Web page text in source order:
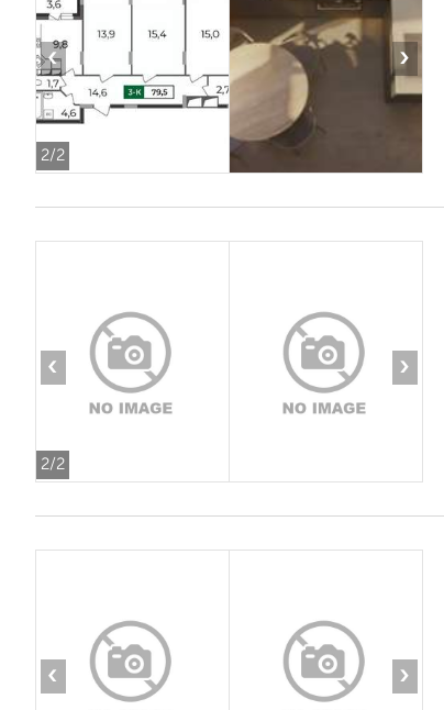
2/2
‹ ›
2/2
‹ ›
‹ ›